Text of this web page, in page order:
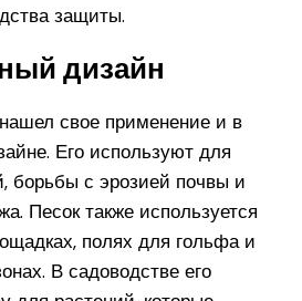
защиты.
дизайн
свое применение и в
Его используют для
борьбы с эрозией почвы и
Песок также используется
полях для гольфа и
В садоводстве его